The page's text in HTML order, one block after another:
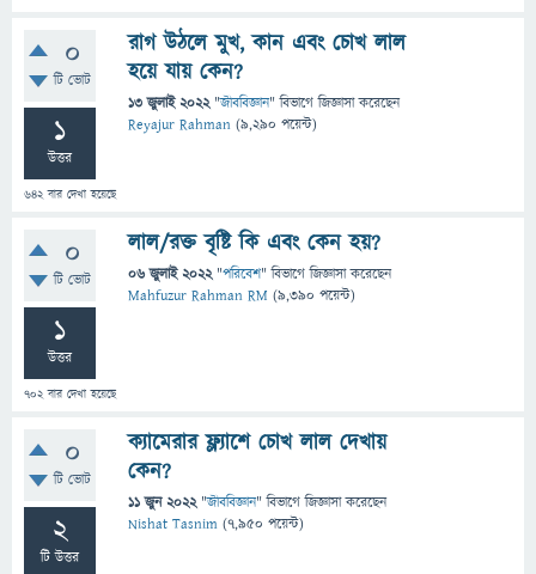
0
টি ভোট
1
উত্তর
642বার দেখা হয়েছে
রাগ উঠলে মুখ, কান এবং চোখ লাল
হয়ে যায় কেন?
13 জুলাই 2022 "জীববিজ্ঞান" বিভাগে জিজ্ঞাসাকরেছেন
Reyajur Rahman (9,290 পয়েন্ট)
0
টি ভোট
1
উত্তর
702বার দেখা হয়েছে
লাল/রক্ত বৃষ্টি কি এবং কেন হয়?
06 জুলাই 2022 "পরিবেশ" বিভাগে জিজ্ঞাসাকরেছেন
Mahfuzur Rahman RM (9,390 পয়েন্ট)
0
টি ভোট
2
টি উত্তর
ক্যামেরার ফ্ল্যাশে চোখ লাল দেখায়
কেন?
11 জুন 2022 "জীববিজ্ঞান" বিভাগে জিজ্ঞাসাকরেছেন
Nishat Tasnim (7,950 পয়েন্ট)